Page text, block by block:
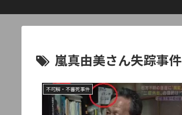
嵐真由美さん失踪事件
不可解・不審死事件